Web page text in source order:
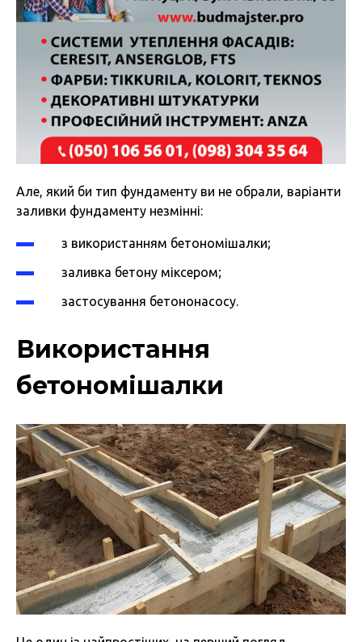
Але, який би тип фундаменту ви не обрали, варіанти
заливки фундаменту незмінні:
з використанням бетономішалки;
заливка бетону міксером;
застосування бетононасосу.
Використання
бетономішалки